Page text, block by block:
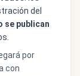
del
se publican
por
con